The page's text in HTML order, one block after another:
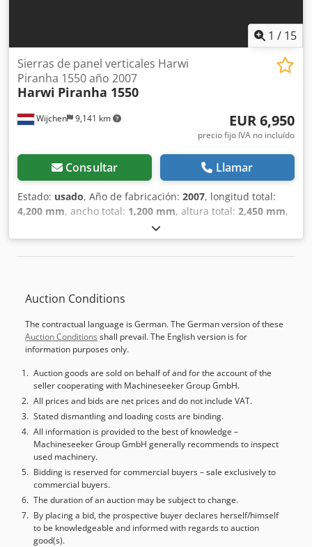
1 / 15
Wijchen 9,141 km
Sierras de panel verticales Harwi
Piranha 1550 año 2007
Harwi Piranha 1550
EUR 6,950
precio fijo IVA no incluído
Consultar Llamar
Estado: usado, Año de fabricación: 2007, longitud total:
4,200 mm, ancho total: 1,200 mm, altura total: 2,450 mm,
Color: Gris Peso: 485 kg - Año de fabricación: 2007 -
Documentación disponible: No - Marcado CE presente: Sí -
Certificado CE disponible: No - Número de serie: 5012 EX -
corte [mm]: 55 - Diámetro mínimo de la hoja de sierra
250 - Diámetro del agujero del eje de la hoja de sierra
[mm]: 30 - Corte horizontal: Sí - Corte vertical: Sí - Voltaje
[V]: 400 - Fusible [A]: 16 - Potencia [kW]: 3,0 Codpfxsy
Exmge Apcsrf - Dimensiones de transporte: 4200mm x
1200mm x 2450mm (largo x ancho x alto) - Peso de
transporte [kg]: 485 kg - Paquetes de transporte [uds.]: 1
Información financiera IVA: El precio indicado es más IVA
IVA/Impuesto diferencial: IVA deducible para empresas
Entrega y recompra posible en cualquier momento para
equipos del sector industrial Yorick Diebels
Auction Conditions
The contractual language is German. The German version of these
Auction Conditions shall prevail. The English version is for
information purposes only.
Auction goods are sold on behalf of and for the account of the
seller cooperating with Machineseeker Group GmbH.
All prices and bids are net prices and do not include VAT.
Stated dismantling and loading costs are binding.
All information is provided to the best of knowledge –
Machineseeker Group GmbH generally recommends to inspect
used machinery.
Bidding is reserved for commercial buyers – sale exclusively to
commercial buyers.
The duration of an auction may be subject to change.
By placing a bid, the prospective buyer declares herself/himself
to be knowledgeable and informed with regards to auction
good(s).